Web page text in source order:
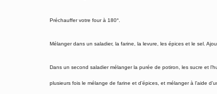
Préchauffer votre four à 180°.
Mélanger dans un saladier, la farine, la levure, les épices et le sel.
Dans un second saladier mélanger la purée de potiron, les sucre et
plusieurs fois le mélange de farine et d’épices, et mélanger à l’aide